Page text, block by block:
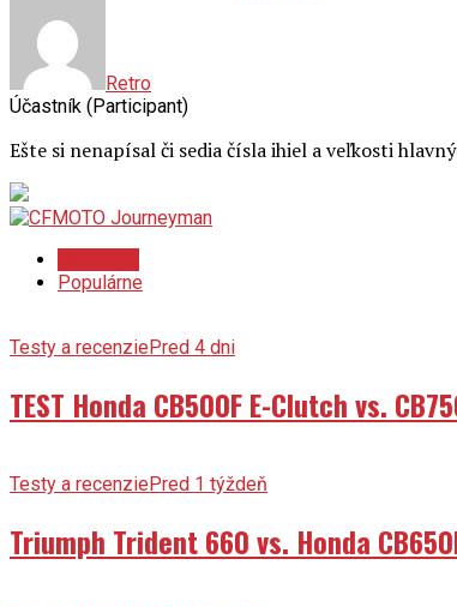
Retro
Účastník (Participant)
Ešte si nenapísal či sedia čísla ihiel a veľkosti
Populárne
Testy a recenziePred 4 dni
TEST Honda CB500F E-Clutch vs.
Testy a recenziePred 1 týždeň
Triumph Trident 660 vs. Honda